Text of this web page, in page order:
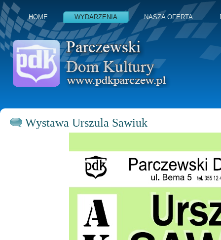
HOME WYDARZENIA NASZA OFERTA
Wystawa Urszula Sawiuk